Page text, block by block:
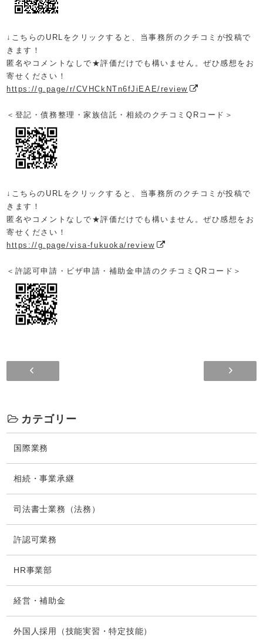
↓こちらのURLをクリックすると、 当事務所のクチコミが投稿で
きます！
匿名やコメントなしで★評価だけでも構いません。ぜひ感想をお
寄せください！
https://g.page/r/CVHCkNTn6fJiEAE/review
＜登記・債務整理・家族信託・相続のクチコミQRコード＞
↓こちらのURLをクリックすると、 当事務所のクチコミが投稿で
きます！
匿名やコメントなしで★評価だけでも構いません。ぜひ感想をお
寄せください！
https://g.page/visa-fukuoka/review
＜許認可申請・ビザ申請・補助金申請のクチコミQRコード＞
カテゴリー
国際業務
相続・事業承継
司法書士業務（法務）
許認可業務
HR事業部
経営・補助金
外国人採用（技能実習・特定技能）